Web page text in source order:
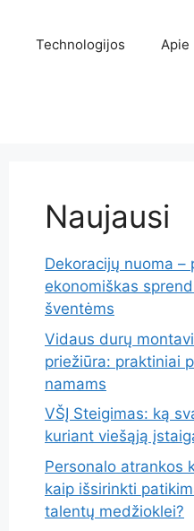
Technologijos Apie
Naujausi
Dekoracijų nuoma –
ekonomiškas
šventėms
Vidaus durų
priežiūra: praktiniai
namams
VŠĮ Steigimas: ką
kuriant viešąją
Personalo atrankos
kaip išsirinkti
talentų medžioklei?